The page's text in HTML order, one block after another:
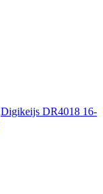
Digikeijs DR4018 16-